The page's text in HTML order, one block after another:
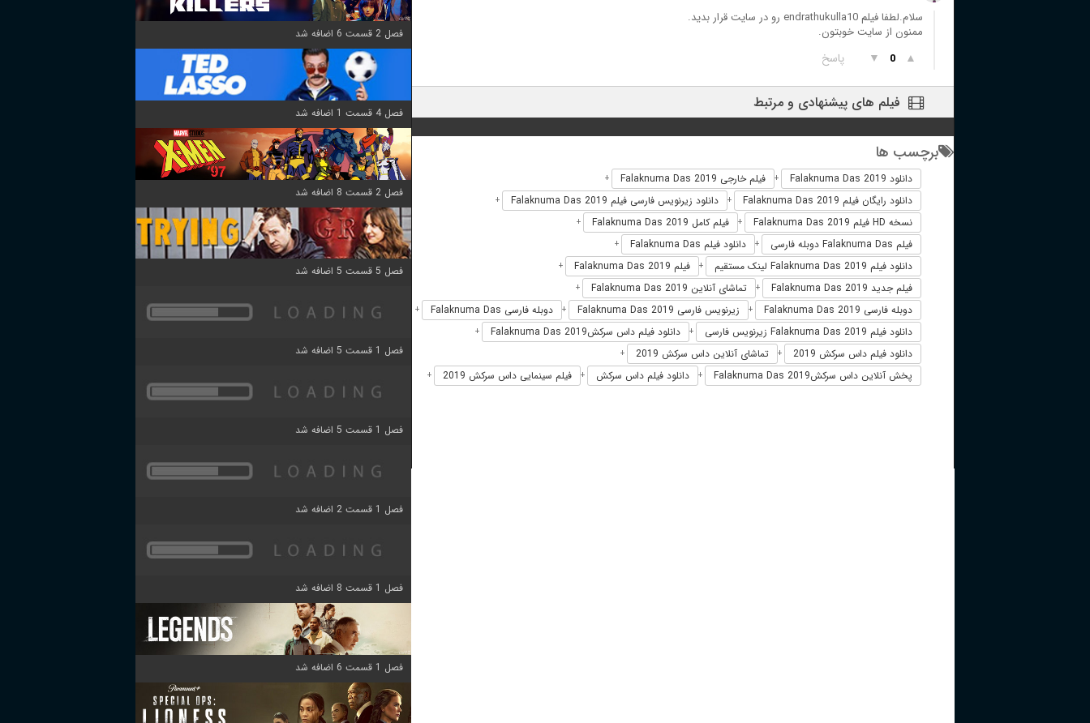
سلام.لطفا فیلم endrathukulla10 رو در سایت قرار بدید.
ممنون از سایت خوبتون.
▲
0
▼ پاسخ
فیلم های پیشنهادی و مرتبط
برچسب ها
دانلود Falaknuma Das 2019 + فیلم خارجی Falaknuma Das 2019 +
دانلود رایگان فیلم Falaknuma Das 2019 + دانلود زیرنویس فارسی فیلم Falaknuma Das 2019 +
نسخه HD فیلم Falaknuma Das 2019 + فیلم کامل Falaknuma Das 2019 +
فیلم Falaknuma Das دوبله فارسی + دانلود فیلم Falaknuma Das +
دانلود فیلم Falaknuma Das 2019 لینک مستقیم + فیلم Falaknuma Das 2019 +
فیلم جدید Falaknuma Das 2019 + تماشای آنلاین Falaknuma Das 2019 +
دوبله فارسی Falaknuma Das 2019 + زیرنویس فارسی Falaknuma Das 2019 + دوبله فارسی Falaknuma Das +
دانلود فیلم Falaknuma Das 2019 زیرنویس فارسی + دانلود فیلم داس سرکشFalaknuma Das 2019 +
دانلود فیلم داس سرکش 2019 + تماشای آنلاین داس سرکش 2019 +
پخش آنلاین داس سرکشFalaknuma Das 2019 + دانلود فیلم داس سرکش + فیلم سینمایی داس سرکش 2019 +
فصل 2 قسمت 6 اضافه شد
فصل 4 قسمت 1 اضافه شد
فصل 2 قسمت 8 اضافه شد
فصل 5 قسمت 5 اضافه شد
فصل 1 قسمت 5 اضافه شد
فصل 1 قسمت 5 اضافه شد
فصل 1 قسمت 2 اضافه شد
فصل 1 قسمت 8 اضافه شد
فصل 1 قسمت 6 اضافه شد